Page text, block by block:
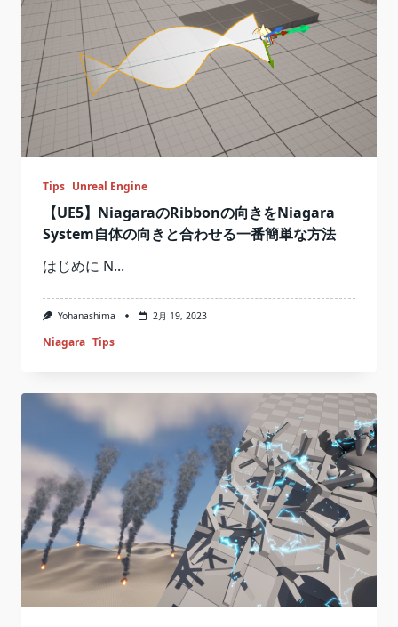
Tips Unreal Engine
【UE5】NiagaraのRibbonの向きをNiagara
System自体の向きと合わせる一番簡単な方法
はじめに N...
Yohanashima 2月 19, 2023
Niagara Tips